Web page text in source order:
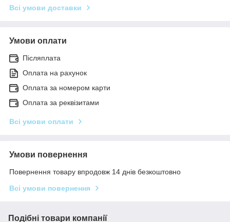
Всі умови доставки
Умови оплати
Післяплата
Оплата на рахунок
Оплата за номером карти
Оплата за реквізитами
Всі умови оплати
Умови повернення
Повернення товару впродовж 14 днів безкоштовно
Всі умови повернення
Подібні товари компанії